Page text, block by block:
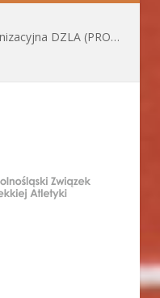
Konferencja szkoleniowo-organizacyjna DZLA (PROGRAM już do pobrania)